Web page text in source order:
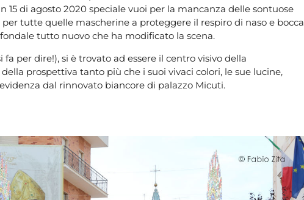
15 di agosto 2020 speciale vuoi per la mancanza delle sontuose
tutte quelle mascherine a proteggere il respiro di naso e bocca
tutto nuovo che ha modificato la scena.
fa per dire!), si è trovato ad essere il centro visivo della
prospettiva tanto più che i suoi vivaci colori, le sue lucine,
dal rinnovato biancore di palazzo Micuti.